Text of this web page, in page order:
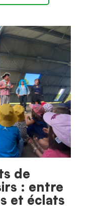
de
: entre
et éclats